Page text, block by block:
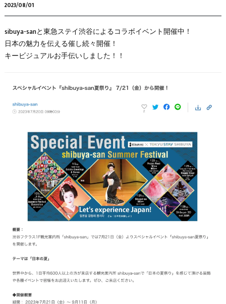
2023/08/01
sibuya-sanと東急ステイ渋谷によるコラボイベント開催中！
日本の魅力を伝える催し続々開催！
キービジュアルお手伝いしました！！